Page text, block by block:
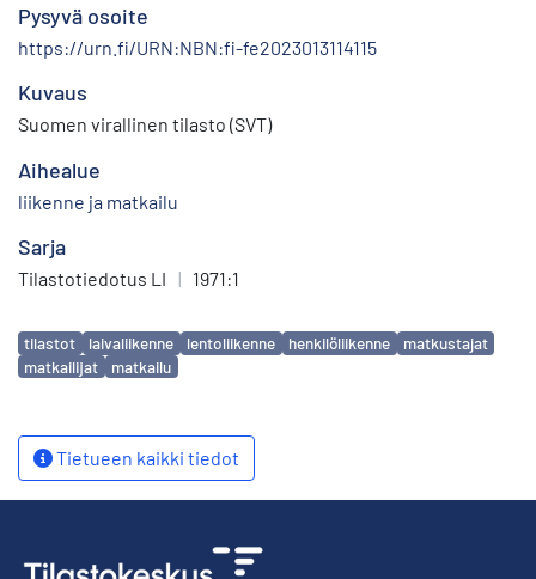
Pysyvä osoite
https://urn.fi/URN:NBN:fi-fe2023013114115
Kuvaus
Suomen virallinen tilasto (SVT)
Aihealue
liikenne ja matkailu
Sarja
Tilastotiedotus LI | 1971:1
Avainsanat
tilastot laivaliikenne lentoliikenne henkilöliikenne
matkustajat
matkailijat
matkailu
Tietueen kaikki tiedot